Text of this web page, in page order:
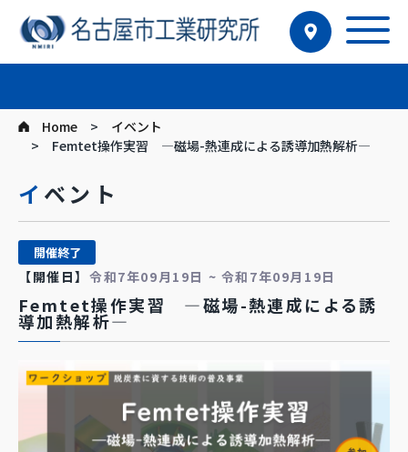
Home
イベント
Femtet操作実習 ―磁場-熱連成による誘導加熱解析―
イベント
開催終了
【開催日】 令和7年09月19日 ~ 令和7年09月19日
Femtet操作実習 ―磁場-熱連成による誘
導加熱解析―